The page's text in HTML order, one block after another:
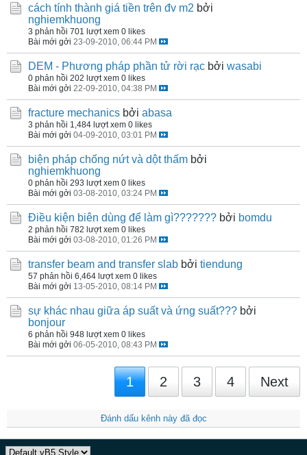
cách tính thành giá tiền trên đv m2 bởi
nghiemkhuong
3 phản hồi 701 lượt xem 0 likes
Bài mới gởi 23-09-2010, 06:44 PM
DEM - Phương pháp phần tử rời rạc bởi wasabi
0 phản hồi 202 lượt xem 0 likes
Bài mới gởi 22-09-2010, 04:38 PM
fracture mechanics bởi abasa
3 phản hồi 1,484 lượt xem 0 likes
Bài mới gởi 04-09-2010, 03:01 PM
biện pháp chống nứt và dột thấm bởi
nghiemkhuong
0 phản hồi 293 lượt xem 0 likes
Bài mới gởi 03-08-2010, 03:24 PM
Điều kiện biên dùng để làm gì??????? bởi bomdu
2 phản hồi 782 lượt xem 0 likes
Bài mới gởi 03-08-2010, 01:26 PM
transfer beam and transfer slab bởi tiendung
57 phản hồi 6,464 lượt xem 0 likes
Bài mới gởi 13-05-2010, 08:14 PM
sự khác nhau giữa áp suất và ứng suất??? bởi
bonjour
6 phản hồi 948 lượt xem 0 likes
Bài mới gởi 06-05-2010, 08:43 PM
1 2 3 4 Next
Đánh dấu kênh này đã đọc